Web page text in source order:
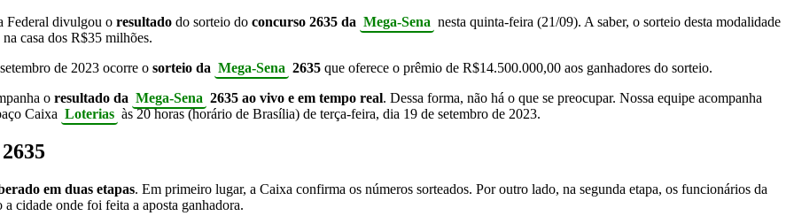
Federal divulgou o resultado do sorteio do concurso 2635 da Mega-Sena nesta quinta-feira (21/09). A saber, o sorteio desta modalidade
casa dos R$35 milhões.
de 2023 ocorre o sorteio da Mega-Sena 2635 que oferece o prêmio de R$14.500.000,00 aos ganhadores do sorteio.
o resultado da Mega-Sena 2635 ao vivo e em tempo real. Dessa forma, não há o que se preocupar. Nossa equipe acompanha
Caixa Loterias às 20 horas (horário de Brasília) de terça-feira, dia 19 de setembro de 2023.
em duas etapas. Em primeiro lugar, a Caixa confirma os números sorteados. Por outro lado, na segunda etapa, os funcionários da
cidade onde foi feita a aposta ganhadora.